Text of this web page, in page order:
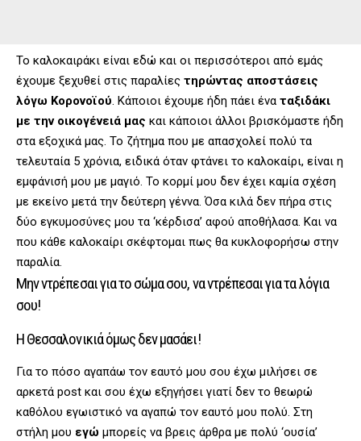
Το καλοκαιράκι είναι εδώ και οι περισσότεροι από εμάς
έχουμε ξεχυθεί στις παραλίες τηρώντας αποστάσεις
λόγω Κορονοϊού . Κάποιοι έχουμε ήδη πάει ένα ταξιδάκι
με την οικογένειά μας και κάποιοι άλλοι βρισκόμαστε ήδη
στα εξοχικά μας. Το ζήτημα που με απασχολεί πολύ τα
τελευταία 5 χρόνια, ειδικά όταν φτάνει το καλοκαίρι, είναι η
εμφάνισή μου με μαγιό. Το κορμί μου δεν έχει καμία σχέση
με εκείνο μετά την δεύτερη γέννα. Όσα κιλά δεν πήρα στις
δύο εγκυμοσύνες μου τα ‘κέρδισα’ αφού αποθήλασα. Και να
που κάθε καλοκαίρι σκέφτομαι πως θα κυκλοφορήσω στην
παραλία.
Μην ντρέπεσαι για το σώμα σου, να ντρέπεσαι για τα λόγια
σου!
Η Θεσσαλονικιά όμως δεν μασάει!
Για το πόσο αγαπάω τον εαυτό μου σου έχω μιλήσει σε
αρκετά post και σου έχω εξηγήσει γιατί δεν το θεωρώ
καθόλου εγωιστικό να αγαπώ τον εαυτό μου πολύ. Στη
στήλη μου εγώ μπορείς να βρεις άρθρα με πολύ ‘ουσία’